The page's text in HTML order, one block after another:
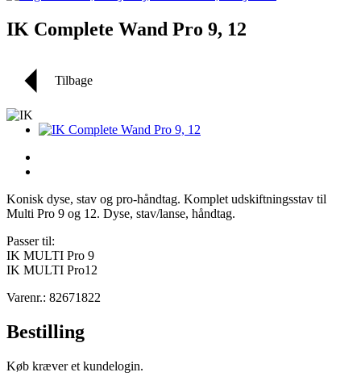
IK Complete Wand Pro 9, 12
Tilbage
Konisk dyse, stav og pro-håndtag. Komplet udskiftningsstav til
Multi Pro 9 og 12. Dyse, stav/lanse, håndtag.
Passer til:
IK MULTI Pro 9
IK MULTI Pro12
Varenr.: 82671822
Bestilling
Køb kræver et kundelogin.